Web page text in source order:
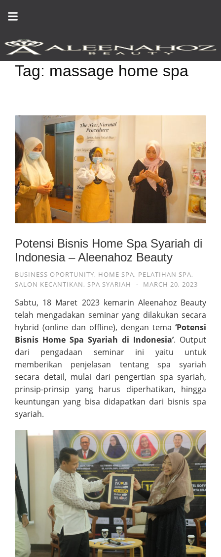
Tag: massage home spa
Potensi Bisnis Home Spa Syariah di
Indonesia – Aleenahoz Beauty
BUSINESS OPORTUNITY, HOME SPA, PELATIHAN SPA,
SALON KECANTIKAN, SPA SYARIAH · MARCH 20, 2023
Sabtu, 18 Maret 2023 kemarin Aleenahoz Beauty
telah mengadakan seminar yang dilakukan secara
hybrid (online dan offline), dengan tema ‘Potensi
Bisnis Home Spa Syariah di Indonesia’. Output
dari pengadaan seminar ini yaitu untuk
memberikan penjelasan tentang spa syariah
secara detail, mulai dari pengertian spa syariah,
prinsip-prinsip yang harus diperhatikan, hingga
keuntungan yang bisa didapatkan dari bisnis spa
syariah.